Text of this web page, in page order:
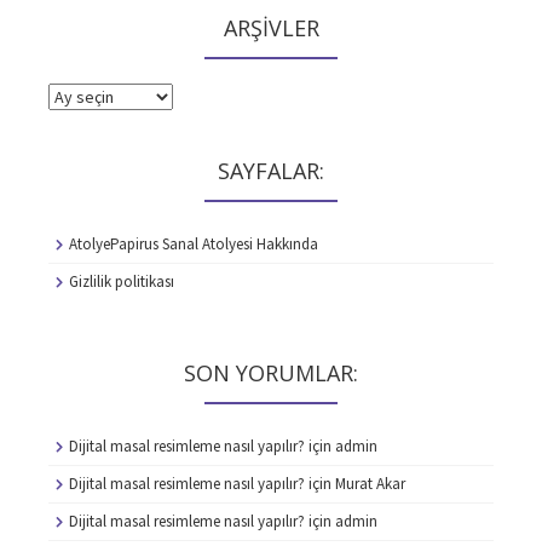
ARŞİVLER
ARŞİVLER
SAYFALAR:
AtolyePapirus Sanal Atolyesi Hakkında
Gizlilik politikası
SON YORUMLAR:
Dijital masal resimleme nasıl yapılır? için admin
Dijital masal resimleme nasıl yapılır? için Murat Akar
Dijital masal resimleme nasıl yapılır? için admin